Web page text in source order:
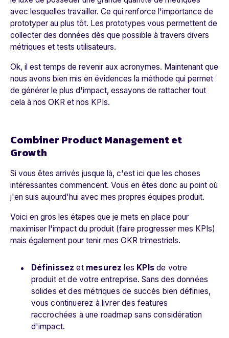
avec lesquelles travailler. Ce qui renforce l'importance de
prototyper au plus tôt. Les prototypes vous permettent de
collecter des données dès que possible à travers divers
métriques et tests utilisateurs.
Ok, il est temps de revenir aux acronymes. Maintenant que
nous avons bien mis en évidences la méthode qui permet
de générer le plus d'impact, essayons de rattacher tout
cela à nos OKR et nos KPIs.
Combiner Product Management et
Growth
Si vous êtes arrivés jusque là, c'est ici que les choses
intéressantes commencent. Vous en êtes donc au point où
j'en suis aujourd'hui avec mes propres équipes produit.
Voici en gros les étapes que je mets en place pour
maximiser l'impact du produit (faire progresser mes KPIs)
mais également pour tenir mes OKR trimestriels.
Définissez et mesurez les KPIsde votre
produit et de votre entreprise. Sans des données
solides et des métriques de succès bien définies,
vous continuerez à livrer des features
raccrochées à une roadmap sans considération
d'impact.